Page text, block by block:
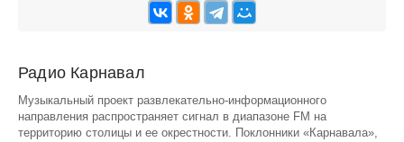
Радио Карнавал
Музыкальный проект развлекательно-информационного
направления распространяет сигнал в диапазоне FM на
территорию столицы и ее окрестности. Поклонники «Карнавала»,